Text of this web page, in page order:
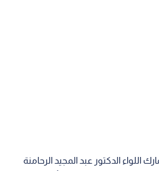
اللواء الدكتور عبد المجيد الرحامنة